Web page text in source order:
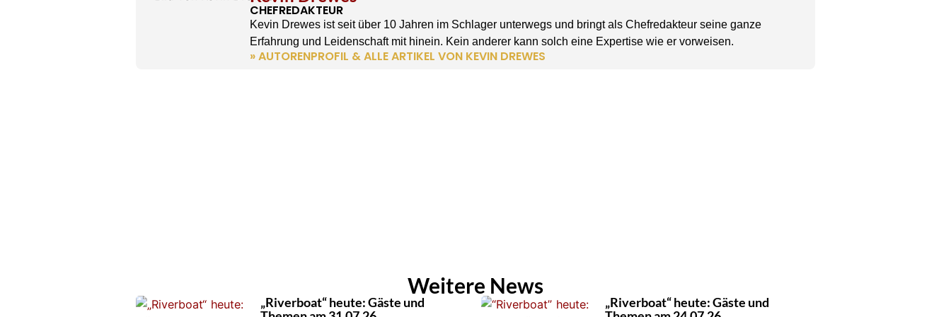
CHEFREDAKTEUR
Kevin Drewes ist seit über 10 Jahren im Schlager unterwegs und bringt als Chefredakteur seine ganze
Erfahrung und Leidenschaft mit hinein. Kein anderer kann solch eine Expertise wie er vorweisen.
» AUTORENPROFIL & ALLE ARTIKEL VON KEVIN DREWES
Weitere News
„Riverboat“ heute: Gäste und
„Riverboat“ heute: Gäste und